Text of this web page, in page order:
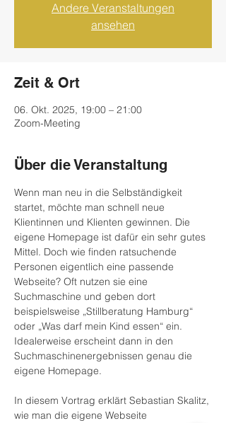
Andere Veranstaltungen
ansehen
Zeit & Ort
06. Okt. 2025, 19:00 – 21:00
Zoom-Meeting
Über die Veranstaltung
Wenn man neu in die Selbständigkeit
startet, möchte man schnell neue
Klientinnen und Klienten gewinnen. Die
eigene Homepage ist dafür ein sehr gutes
Mittel. Doch wie finden ratsuchende
Personen eigentlich eine passende
Webseite? Oft nutzen sie eine
Suchmaschine und geben dort
beispielsweise „Stillberatung Hamburg“
oder „Was darf mein Kind essen“ ein.
Idealerweise erscheint dann in den
Suchmaschinenergebnissen genau die
eigene Homepage.
In diesem Vortrag erklärt Sebastian Skalitz,
wie man die eigene Webseite